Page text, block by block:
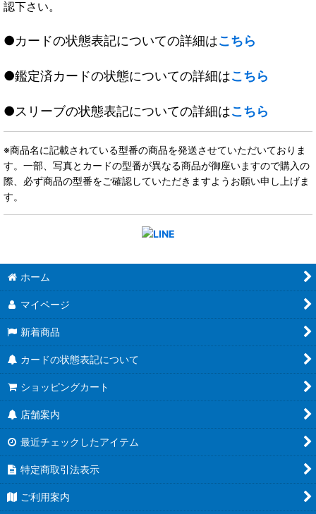
認下さい。
●カードの状態表記についての詳細はこちら
●鑑定済カードの状態についての詳細はこちら
●スリーブの状態表記についての詳細はこちら
※商品名に記載されている型番の商品を発送させていただいておりま
す。一部、写真とカードの型番が異なる商品が御座いますので購入の
際、必ず商品の型番をご確認していただきますようお願い申し上げま
す。
ホーム
マイページ
新着商品
カードの状態表記について
ショッピングカート
店舗案内
最近チェックしたアイテム
特定商取引法表示
ご利用案内